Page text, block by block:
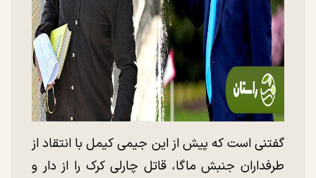
گفتنی است که پیش از این جیمی کیمل با انتقاد از
طرفداران جنبش ماگا، قاتل چارلی کرک را از دار و